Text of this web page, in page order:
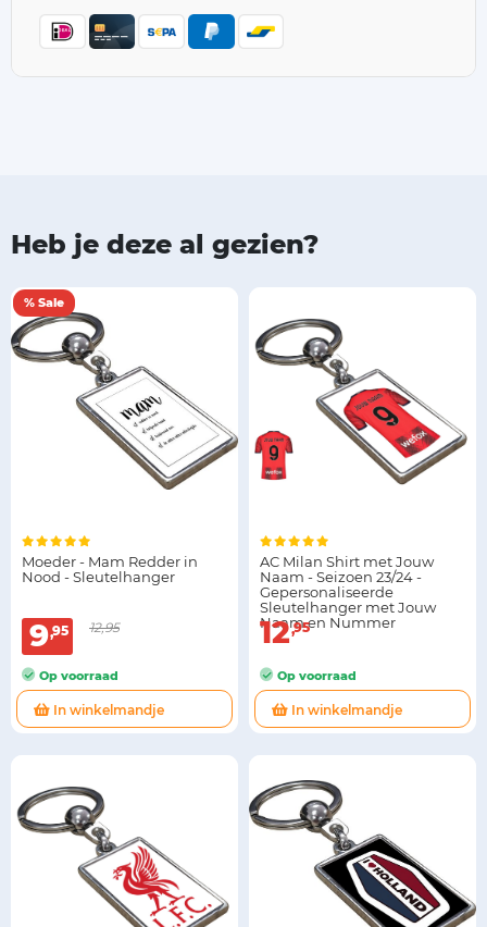
Heb je deze al gezien?
% Sale
Moeder - Mam Redder in
Nood - Sleutelhanger
9 95 12,95
Op voorraad
In winkelmandje
AC Milan Shirt met Jouw
Naam - Seizoen 23/24 -
Gepersonaliseerde
Sleutelhanger met Jouw
Naam en Nummer
12 95
Op voorraad
In winkelmandje